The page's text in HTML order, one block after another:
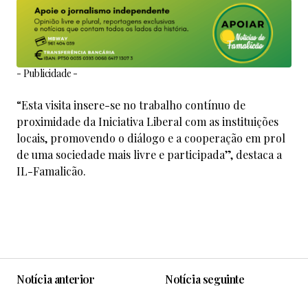
- Publicidade -
“Esta visita insere-se no trabalho contínuo de
proximidade da Iniciativa Liberal com as instituições
locais, promovendo o diálogo e a cooperação em prol
de uma sociedade mais livre e participada”, destaca a
IL-Famalicão.
Notícia anterior
Notícia seguinte